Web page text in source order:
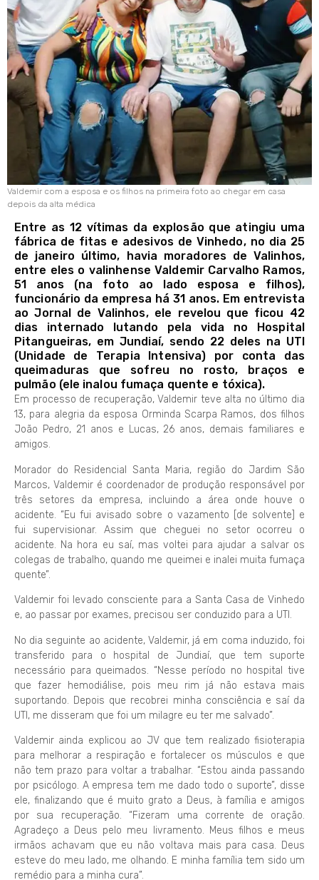
Valdemir com a esposa e os filhos na primeira foto ao chegar em casa
depois da alta médica
Entre as 12 vítimas da explosão que atingiu uma
fábrica de fitas e adesivos de Vinhedo, no dia 25
de janeiro último, havia moradores de Valinhos,
entre eles o valinhense Valdemir Carvalho Ramos,
51 anos (na foto ao lado esposa e filhos),
funcionário da empresa há 31 anos. Em entrevista
ao Jornal de Valinhos, ele revelou que ficou 42
dias internado lutando pela vida no Hospital
Pitangueiras, em Jundiaí, sendo 22 deles na UTI
(Unidade de Terapia Intensiva) por conta das
queimaduras que sofreu no rosto, braços e
pulmão (ele inalou fumaça quente e tóxica).
Em processo de recuperação, Valdemir teve alta no último dia
13, para alegria da esposa Orminda Scarpa Ramos, dos filhos
João Pedro, 21 anos e Lucas, 26 anos, demais familiares e
amigos.
Morador do Residencial Santa Maria, região do Jardim São
Marcos, Valdemir é coordenador de produção responsável por
três setores da empresa, incluindo a área onde houve o
acidente. “Eu fui avisado sobre o vazamento [de solvente] e
fui supervisionar. Assim que cheguei no setor ocorreu o
acidente. Na hora eu saí, mas voltei para ajudar a salvar os
colegas de trabalho, quando me queimei e inalei muita fumaça
quente”.
Valdemir foi levado consciente para a Santa Casa de Vinhedo
e, ao passar por exames, precisou ser conduzido para a UTI.
No dia seguinte ao acidente, Valdemir, já em coma induzido, foi
transferido para o hospital de Jundiaí, que tem suporte
necessário para queimados. “Nesse período no hospital tive
que fazer hemodiálise, pois meu rim já não estava mais
suportando. Depois que recobrei minha consciência e saí da
UTI, me disseram que foi um milagre eu ter me salvado”.
Valdemir ainda explicou ao JV que tem realizado fisioterapia
para melhorar a respiração e fortalecer os músculos e que
não tem prazo para voltar a trabalhar. “Estou ainda passando
por psicólogo. A empresa tem me dado todo o suporte”, disse
ele, finalizando que é muito grato a Deus, à família e amigos
por sua recuperação. “Fizeram uma corrente de oração.
Agradeço a Deus pelo meu livramento. Meus filhos e meus
irmãos achavam que eu não voltava mais para casa. Deus
esteve do meu lado, me olhando. E minha família tem sido um
remédio para a minha cura”.